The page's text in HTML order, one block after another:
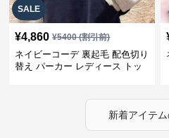
SALE
¥4,860 ¥5400(割引前)
ネイビーコーデ 裏起毛 配色切り
替え パーカー レディース トッ
新着アイテ